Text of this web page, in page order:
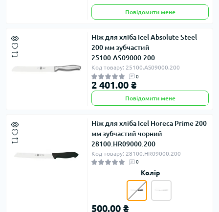
Повідомити мене
Ніж для хліба Icel Absolute Steel
200 мм зубчастий
25100.AS09000.200
Код товару: 25100.AS09000.200
0
2 401.00 ₴
Повідомити мене
Ніж для хліба Icel Horeca Prime 200
мм зубчастий чорний
28100.HR09000.200
Код товару: 28100.HR09000.200
0
Колір
500.00 ₴